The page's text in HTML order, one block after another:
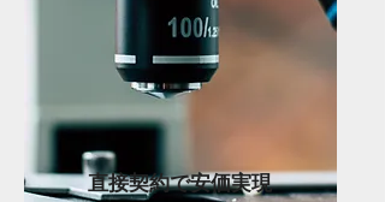
​直接契約で安価実現